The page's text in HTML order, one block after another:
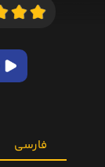
فارسی